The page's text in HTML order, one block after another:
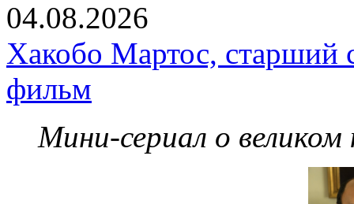
04.08.2026
Хакобо Мартос, старший
фильм
Мини-сериал о великом